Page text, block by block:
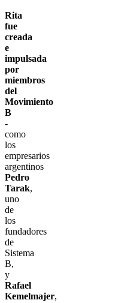
Rita
fue
creada
e
impulsada
por
miembros
del
Movimiento
B
-
como
los
empresarios
argentinos
Pedro
Tarak,
uno
de
los
fundadores
de
Sistema
B,
y
Rafael
Kemelmajer,